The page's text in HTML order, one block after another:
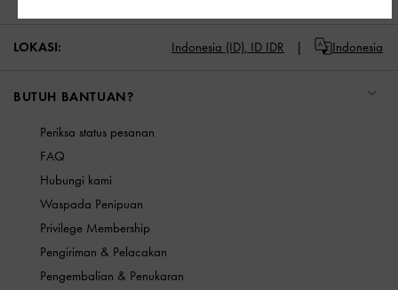
LOKASI: Indonesia (ID), ID IDR Indonesia
BUTUH BANTUAN?
Periksa status pesanan
FAQ
Hubungi kami
Waspada Penipuan
Privilege Membership
Pengiriman & Pelacakan
Pengembalian & Penukaran